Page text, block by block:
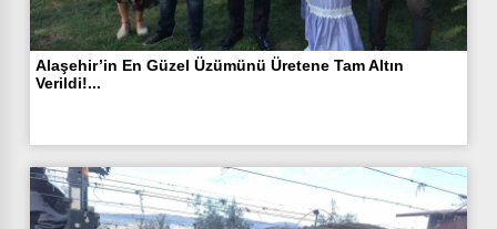
Alaşehir’in En Güzel Üzümünü Üretene Tam Altın
Verildi!...